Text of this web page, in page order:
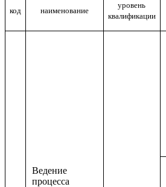
код наименование
уровень
квалификации
Ведение
процесса